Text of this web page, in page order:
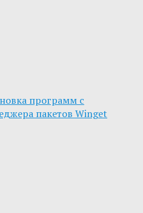
программ с
пакетов Winget